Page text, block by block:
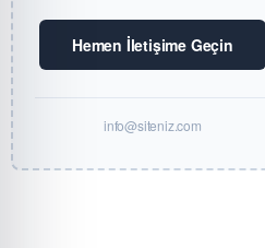
Hemen İletişime Geçin
info@siteniz.com